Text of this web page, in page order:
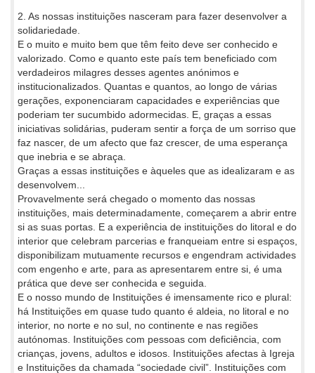
2. As nossas instituições nasceram para fazer desenvolver a
solidariedade.
E o muito e muito bem que têm feito deve ser conhecido e
valorizado. Como e quanto este país tem beneficiado com
verdadeiros milagres desses agentes anónimos e
institucionalizados. Quantas e quantos, ao longo de várias
gerações, exponenciaram capacidades e experiências que
poderiam ter sucumbido adormecidas. E, graças a essas
iniciativas solidárias, puderam sentir a força de um sorriso que
faz nascer, de um afecto que faz crescer, de uma esperança
que inebria e se abraça.
Graças a essas instituições e àqueles que as idealizaram e as
desenvolvem...
Provavelmente será chegado o momento das nossas
instituições, mais determinadamente, começarem a abrir entre
si as suas portas. E a experiência de instituições do litoral e do
interior que celebram parcerias e franqueiam entre si espaços,
disponibilizam mutuamente recursos e engendram actividades
com engenho e arte, para as apresentarem entre si, é uma
prática que deve ser conhecida e seguida.
E o nosso mundo de Instituições é imensamente rico e plural:
há Instituições em quase tudo quanto é aldeia, no litoral e no
interior, no norte e no sul, no continente e nas regiões
autónomas. Instituições com pessoas com deficiência, com
crianças, jovens, adultos e idosos. Instituições afectas à Igreja
e Instituições da chamada “sociedade civil”. Instituições com